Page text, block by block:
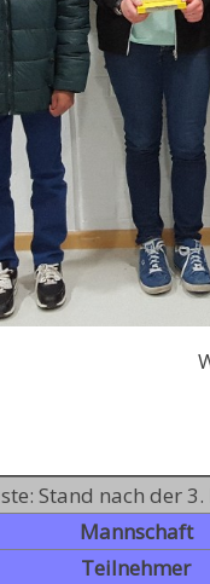
Stand nach der
Mannschaft
Teilnehmer